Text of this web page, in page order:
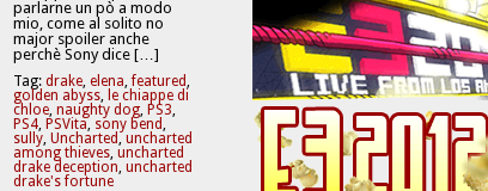
parlarne un pò a modo
mio, come al solito no
major spoiler anche
perchè Sony dice […]
Tag: drake, elena,featured,
golden abyss, le chiappe di
chloe, naughty dog, PS3,
PS4, PSVita, sony bend,
sully, Uncharted, uncharted
among thieves, uncharted
drake deception, uncharted
drake's fortune